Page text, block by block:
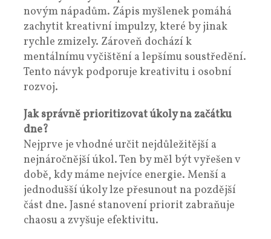
novým nápadům. Zápis myšlenek pomáhá
zachytit kreativní impulzy, které by jinak
rychle zmizely. Zároveň dochází k
mentálnímu vyčištění a lepšímu soustředění.
Tento návyk podporuje kreativitu i osobní
rozvoj.
Jak správně prioritizovat úkoly na začátku
dne?
Nejprve je vhodné určit nejdůležitější a
nejnáročnější úkol. Ten by měl být vyřešen v
době, kdy máme nejvíce energie. Menší a
jednodušší úkoly lze přesunout na pozdější
část dne. Jasné stanovení priorit zabraňuje
chaosu a zvyšuje efektivitu.